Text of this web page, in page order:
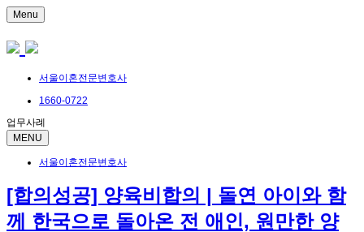
Menu
서울이혼전문변호사
1660-0722
업무사례
MENU
서울이혼전문변호사
[합의성공] 양육비합의 | 돌연 아이와 함
께 한국으로 돌아온 전 애인, 원만한 양